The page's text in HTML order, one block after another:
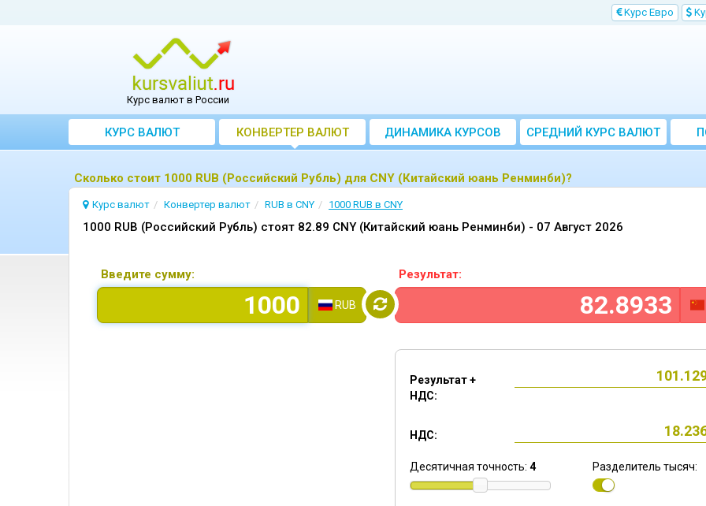
Kурс Евро
Курс валют в России
КУРС ВАЛЮТ КОНВЕРТЕР ВАЛЮТ ДИНАМИКА КУРСОВ
CРЕДНИЙ КУРС ВАЛЮТ
ЗА МЕСЯЦ
Сколько стоит 1000 RUB (Российский Рубль) для CNY (Китайский юань Ренминби)?
Курс валют Конвертер валют RUB в CNY 1000 RUB в CNY
1000 RUB (Российский Рубль) стоят 82.89 CNY (Китайский юань Ренминби) - 07 Август 2026
Введите сумму:
RUB
Результат:
Результат +
НДС:
НДС:
Десятичная точность: 4 Разделитель тысяч: